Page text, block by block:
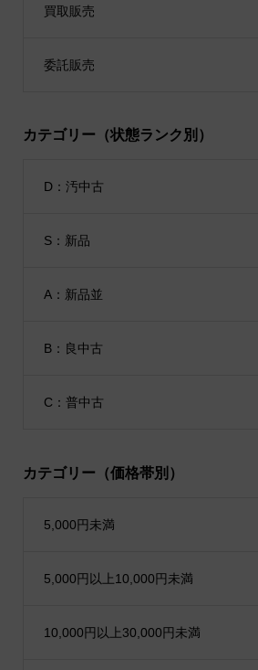
買取販売
委託販売
カテゴリー（状態ランク別）
D：汚中古
S：新品
A：新品並
B：良中古
C：普中古
カテゴリー（価格帯別）
5,000円未満
5,000円以上10,000円未満
10,000円以上30,000円未満